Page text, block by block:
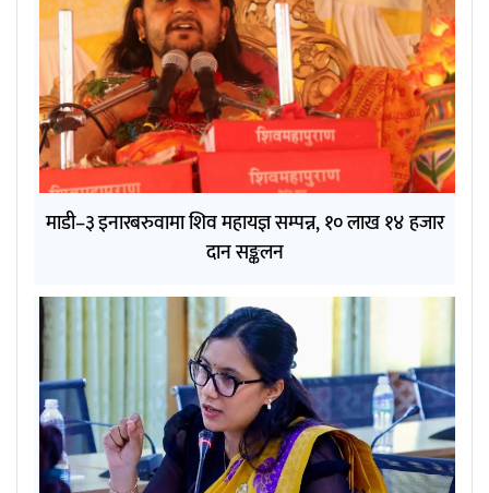
माडी–३ इनारबरुवामा शिव महायज्ञ सम्पन्न, १० लाख १४ हजार
दान सङ्कलन